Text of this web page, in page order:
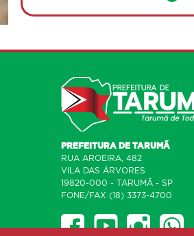
PREFEITURA DE TARUMÃ
RUA AROEIRA, 482
VILA DAS ÁRVORES
19820-000 - TARUMÃ - SP
FONE/FAX (18) 3373-4700